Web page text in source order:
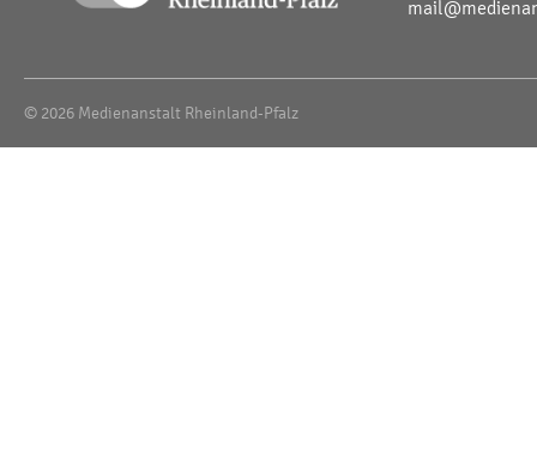
© 2026 Medienanstalt Rheinland-Pfalz